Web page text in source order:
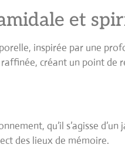
et
inspirée par une
créant un point de
qu’il s’agisse d’un
des lieux de mémoire.